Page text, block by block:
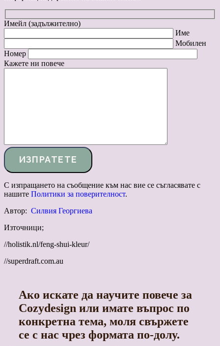
Имейл (задължително)
Име
Мобилен
Номер
Кажете ни повече
С изпращането на съобщение към нас вие се съгласявате с
нашите Политики за поверителност.
Автор: Силвия Георгиева
Източници;
//holistik.nl/feng-shui-kleur/
//superdraft.com.au
Ако искате да научите повече за
Cozydesign или имате въпрос по
конкретна тема, моля свържете
се с нас чрез формата по-долу.